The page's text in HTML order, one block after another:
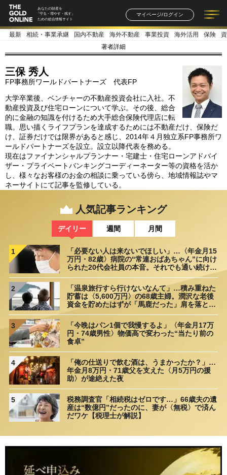
あなたの財産を
「守る・増やす・残す」
ための総合情報サイト
マイページ/ログイン
記事一覧 連載一覧
著者一覧 書籍一覧
最新 相続・事業承継 国内不動産 海外不動産 事業投資 海外活用 保険
著者詳細
三保 秀人
FP事務所ワールドパートナーズ 代表FP
大学卒業後、ベンチャーの不動産投資会社に入社。不
動産投資及び住宅ローンについて学ぶ。その後、総合
的に金融の知識を付けるため大手総合保険代理店に転
職。思い描くライフプランを達成するためには不動産だけ、保険だ
け、証券だけでは限界があると感じ、2014年４月独立系FP事務所ワ
ールドパートナーズを設立。設立以降代表を務める。
現在はファイナンシャルプランナー・宅建士・住宅ローンアドバイ
ザー・プライベートバンキングコーディーネーター等の資格を活か
し、様々なお客様のお金の相談に乗っている傍ら、地域情報誌やマ
ネーサイトにて記事を監修している。
人気記事ランキング
デイリー 週間 月間
1
「必要ない人は来ないでほしい」…〈年金月15
万円・82歳〉病院の“常連おばあちゃん”に向け
られた20代会社員の本音。それでも通い続ける
2
「温泉旅行すら行けないなんて」…積み重ねた
貯蓄は〈5,600万円〉の68歳主婦。潤沢な老後
資金を貯めたはずが「馬鹿だった」肩を落とす
3
「今晩はパン1個で我慢するよ」〈年金月17万
円・74歳男性〉物価高で変わった“当たり前の
食卓”
4
「俺の仕送りで飲む酒は、うまかったか？」…
年金月8万円・71歳父を支えた〈月5万円の援
助〉が途絶えた夜
5
税務調査官「相続税はゼロです…」66歳夫の遺
産は“数億円”だったのに、妻が〈無税〉で済ん
だワケ【税理士が解説】